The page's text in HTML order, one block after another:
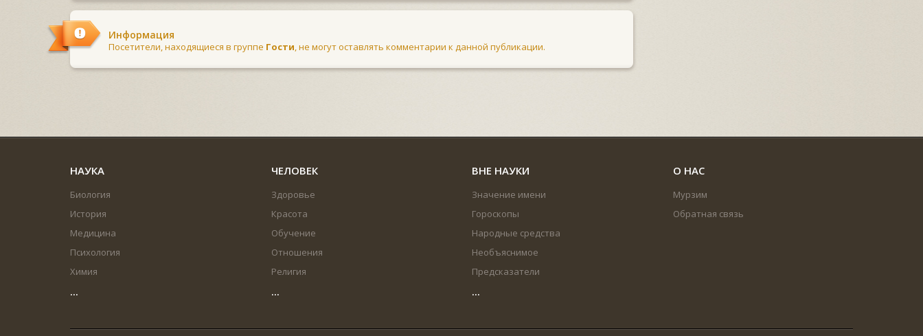
Информация
Посетители, находящиеся в группе Гости, не могут оставлять комментарии к данной публикации.
НАУКА
Биология
История
Медицина
Психология
Химия
...
ЧЕЛОВЕК
Здоровье
Красота
Обучение
Отношения
Религия
...
ВНЕ НАУКИ
Значение имени
Гороскопы
Народные средства
Необъяснимое
Предсказатели
...
О НАС
Мурзим
Обратная связь